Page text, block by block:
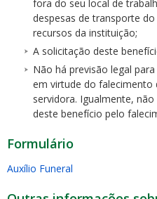
fora do seu local de
despesas de transporte
recursos da instituição;
A solicitação deste
Não há previsão legal
em virtude do falecimento
servidora. Igualmente,
deste benefício pelo
Formulário
Auxílio Funeral